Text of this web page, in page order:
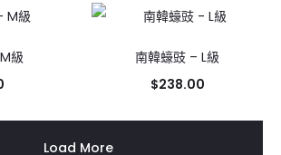
級
南韓蠔豉 – L級
$238.00
Load More